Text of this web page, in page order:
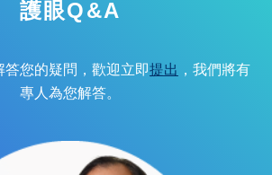
護眼Q&A
您的疑問，歡迎立即提出 ，我們將有
專人為您解答。